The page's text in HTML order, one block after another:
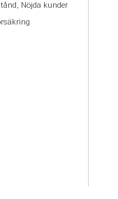
Nöjda kunder